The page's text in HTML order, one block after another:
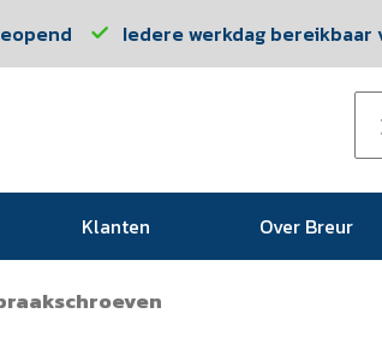
Iedere werkdag bereikbaar
Klanten Over Breur